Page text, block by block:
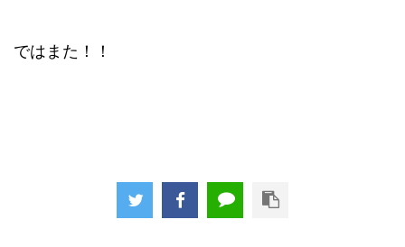
ではまた！！